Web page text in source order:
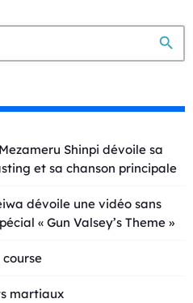
search
Shinpi dévoile sa
et sa chanson principale
dévoile une vidéo sans
« Gun Valsey’s Theme »
martiaux